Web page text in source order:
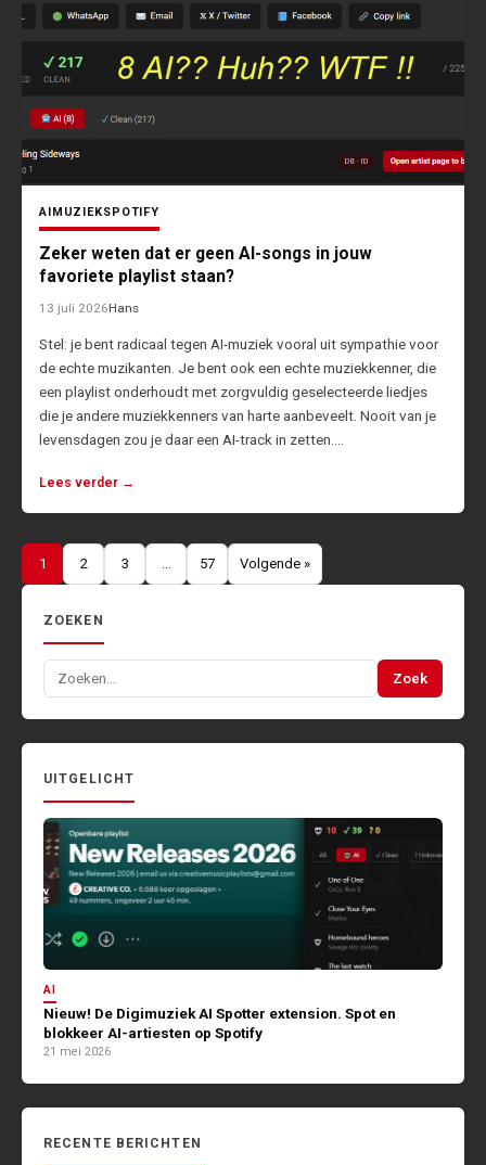
AI MUZIEKSPOTIFY
Zeker weten dat er geen AI-songs in jouw
favoriete playlist staan?
13 juli 2026Hans
Stel: je bent radicaal tegen AI-muziek vooral uit sympathie voor
de echte muzikanten. Je bent ook een echte muziekkenner, die
een playlist onderhoudt met zorgvuldig geselecteerde liedjes
die je andere muziekkenners van harte aanbeveelt. Nooit van je
levensdagen zou je daar een AI-track in zetten.…
Lees verder →
Berichten
1 2 3 … 57 Volgende »
ZOEKEN
Zoeken
naar:
Zoek
UITGELICHT
AI
Nieuw! De Digimuziek AI Spotter extension. Spot en
blokkeer AI-artiesten op Spotify
21 mei 2026
RECENTE BERICHTEN